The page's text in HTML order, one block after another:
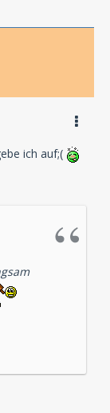
ich auf;(